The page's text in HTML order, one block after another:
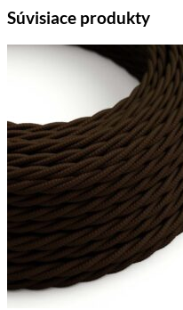
Súvisiace produkty